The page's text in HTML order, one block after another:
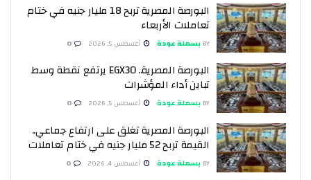
البورصة المصرية تربح 18 مليار جنيه في ختام
تعاملات الأربعاء
BY بسملة عودة أغسطس 5, 2026
البورصة المصرية.. EGX30 يرتفع نقطة وسط
تباين أداء المؤشرات
BY بسملة عودة أغسطس 5, 2026
البورصة المصرية تغلق على ارتفاع جماعي..
القيمة تربح 52 مليار جنيه في ختام تعاملات
BY بسملة عودة أغسطس 4, 2026